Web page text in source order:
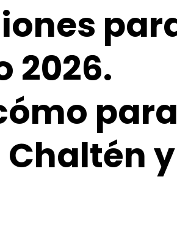
2026.
para